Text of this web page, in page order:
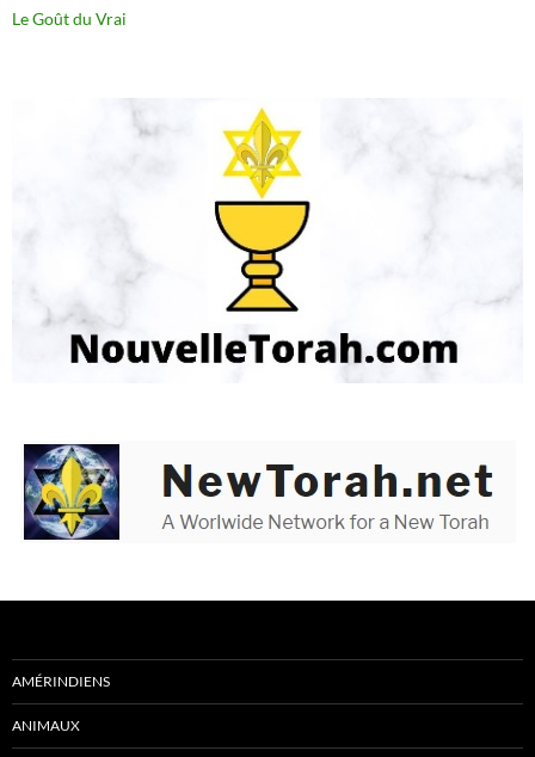
Le Goût du Vrai
AMÉRINDIENS
ANIMAUX